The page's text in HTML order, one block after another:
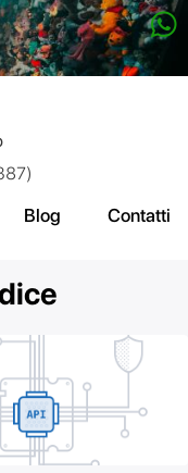
)
Blog Contatti